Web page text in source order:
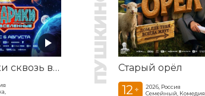
Смешарики сквозь вселенные Старый орёл
12 +
2026, Россия
Семейный, Комедия